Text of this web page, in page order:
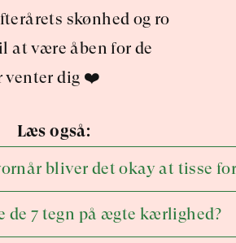
skønhed og ro
at være åben for de
venter dig ❤️
Læs også:
bliver det okay at tisse
de 7 tegn på ægte kærlighed?